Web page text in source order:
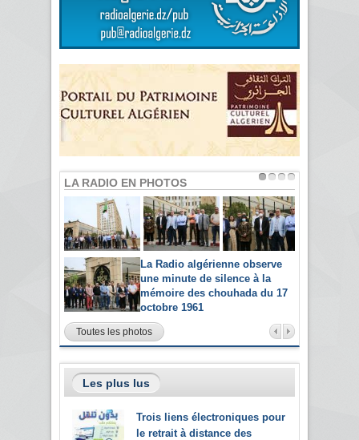
LA RADIO EN PHOTOS
La Radio algérienne observe
une minute de silence à la
mémoire des chouhada du 17
octobre 1961
Toutes les photos
Les plus lus
Trois liens électroniques pour
le retrait à distance des